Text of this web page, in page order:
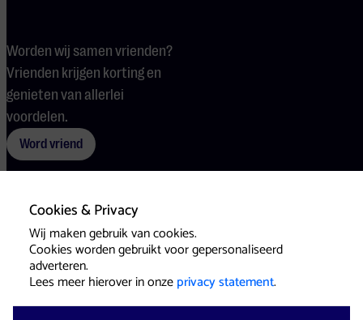
Cookies & Privacy
Wij maken gebruik van cookies.
Cookies worden gebruikt voor gepersonaliseerd
adverteren.
Lees meer hierover in onzeprivacy statement.
Worden wij samen vrienden?
Vrienden krijgen korting en
genieten van allerlei
voordelen.
Word vriend
Voorwaarden CookiesPers